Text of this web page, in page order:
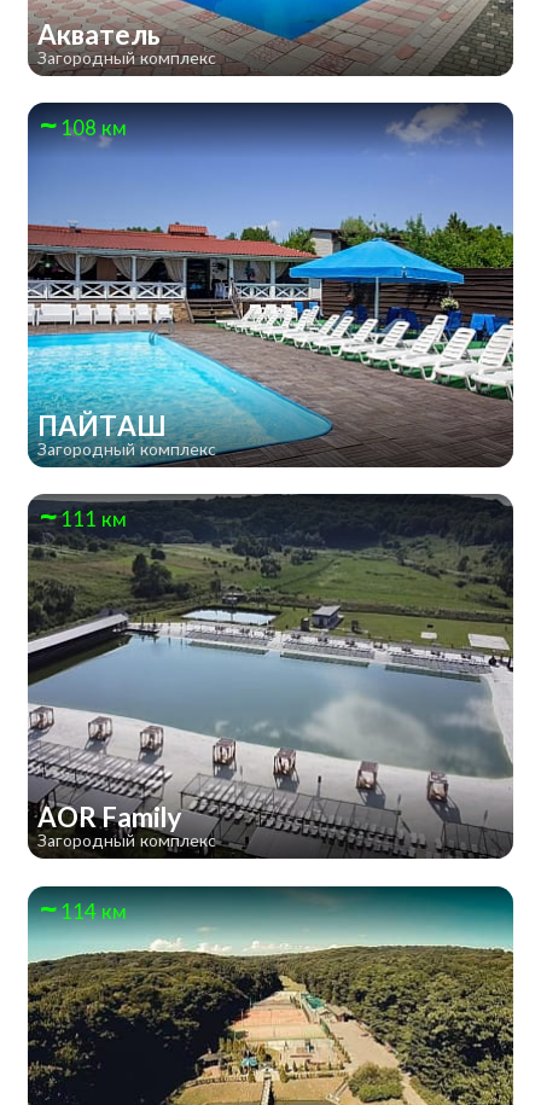
Акватель
Загородный комплекс
108 км
ПАЙТАШ
Загородный комплекс
111 км
AOR Family
Загородный комплекс
114 км